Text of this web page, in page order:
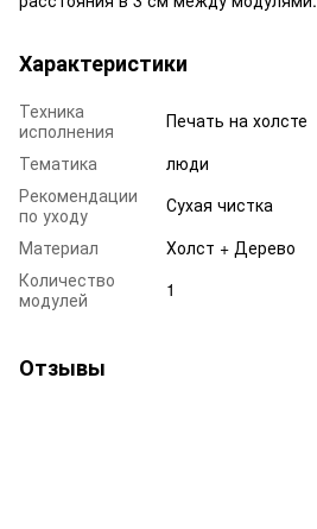
Характеристики
Техника
исполнения
Печать на холсте
Тематика
люди
Рекомендации
по уходу
Сухая чистка
Материал
Холст + Дерево
Количество
модулей
1
Отзывы